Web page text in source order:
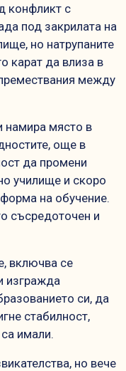
конфликт с
под закрилата на
но натрупаните
карат да влиза в
между
намира място в
още в
да промени
училище и скоро
на обучение.
съсредоточен и
включва се
изгражда
си, да
стабилност,
имали.
но вече